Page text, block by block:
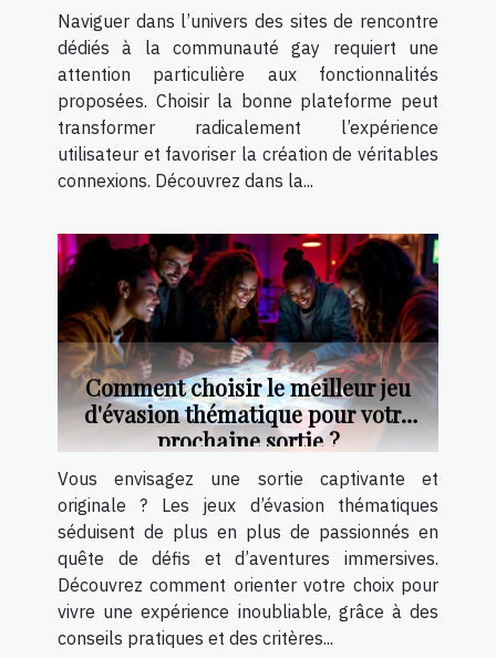
Naviguer dans l’univers des sites de rencontre
dédiés à la communauté gay requiert une
attention particulière aux fonctionnalités
proposées. Choisir la bonne plateforme peut
transformer radicalement l’expérience
utilisateur et favoriser la création de véritables
connexions. Découvrez dans la...
Comment choisir le meilleur jeu
d'évasion thématique pour votre
prochaine sortie ?
Vous envisagez une sortie captivante et
originale ? Les jeux d’évasion thématiques
séduisent de plus en plus de passionnés en
quête de défis et d’aventures immersives.
Découvrez comment orienter votre choix pour
vivre une expérience inoubliable, grâce à des
conseils pratiques et des critères...